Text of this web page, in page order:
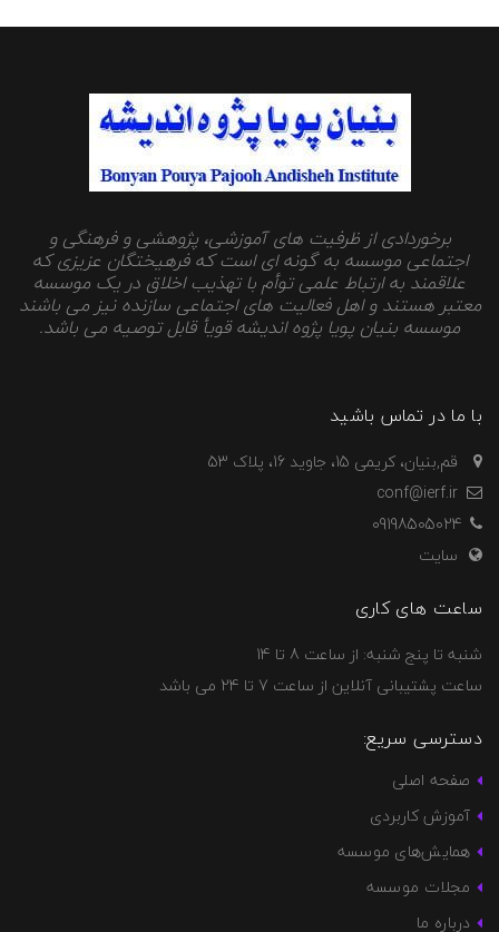
برخوردادی از ظرفیت های آموزشی، پژوهشی و فرهنگی و
اجتماعی موسسه به گونه ای است که فرهیختگان عزیزی که
علاقمند به ارتباط علمی توأم با تهذیب اخلاق در یک موسسه
معتبر هستند و اهل فعالیت های اجتماعی سازنده نیز می باشند
موسسه بنیان پویا پژوه اندیشه قویأ قابل توصیه می باشد.
با ما در تماس باشید
قم,بنیان، کریمی 15، جاوید 16، پلاک 53
09198505024
سایت
ساعت های کاری
شنبه تا پنج شنبه: از ساعت 8 تا 14
ساعت پشتیبانی آنلاین از ساعت 7 تا 24 می باشد
دسترسی سریع:
صفحه اصلی
آموزش کاربردی
همایش‌های موسسه
مجلات موسسه
درباره ما